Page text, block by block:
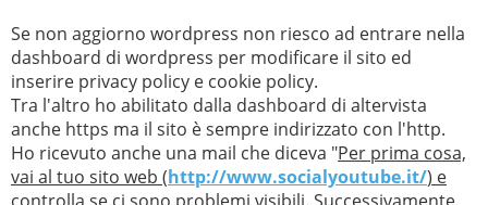
Se non aggiorno wordpress non riesco ad entrare nella
dashboard di wordpress per modificare il sito ed
inserire privacy policy e cookie policy.
Tra l'altro ho abilitato dalla dashboard di altervista
anche https ma il sito è sempre indirizzato con l'http.
Ho ricevuto anche una mail che diceva "Per prima cosa,
vai al tuo sito web (http://www.socialyoutube.it/) e